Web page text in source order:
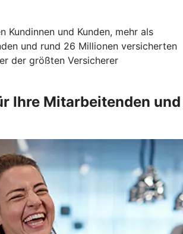
Kundinnen und Kunden, mehr als
und rund 26 Millionen versicherten
der größten Versicherer
Ihre Mitarbeitenden und